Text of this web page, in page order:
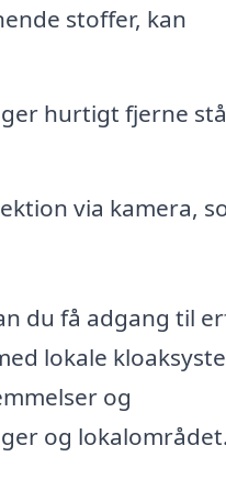
stoffer, kan
hurtigt fjerne
via kamera,
du få adgang til
lokale
og
og lokalområdet.